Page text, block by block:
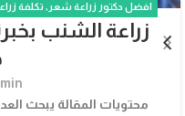
افضل دكتور زراعة شعر , تكلفة
زراعة الشنب
محتويات المقالة يبحث